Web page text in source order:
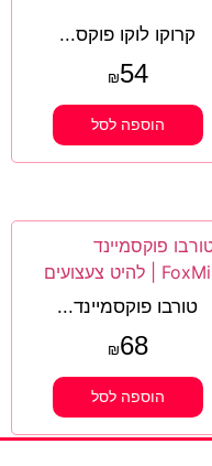
קרוקו לוקו פוקס...
₪54
הוספה לסל
טורבו פוקסמיינד...
₪68
הוספה לסל